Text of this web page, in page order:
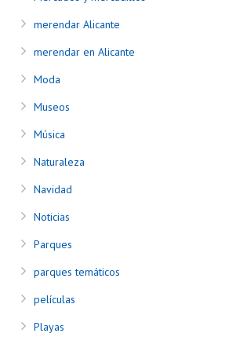
merendar Alicante
merendar en Alicante
Moda
Museos
Música
Naturaleza
Navidad
Noticias
Parques
parques temáticos
películas
Playas